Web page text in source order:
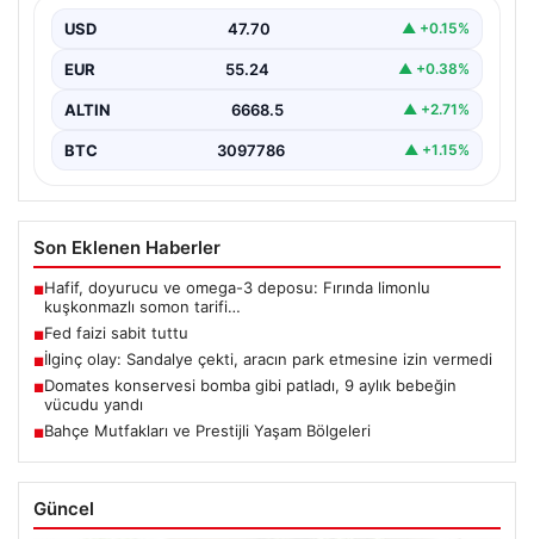
USD 47.70 ▲ +0.15%
EUR 55.24 ▲ +0.38%
ALTIN 6668.5 ▲ +2.71%
BTC 3097786 ▲ +1.15%
Son Eklenen Haberler
■Hafif, doyurucu ve omega-3 deposu: Fırında limonlu
kuşkonmazlı somon tarifi…
■Fed faizi sabit tuttu
■İlginç olay: Sandalye çekti, aracın park etmesine izin vermedi
■Domates konservesi bomba gibi patladı, 9 aylık bebeğin
vücudu yandı
■Bahçe Mutfakları ve Prestijli Yaşam Bölgeleri
Güncel